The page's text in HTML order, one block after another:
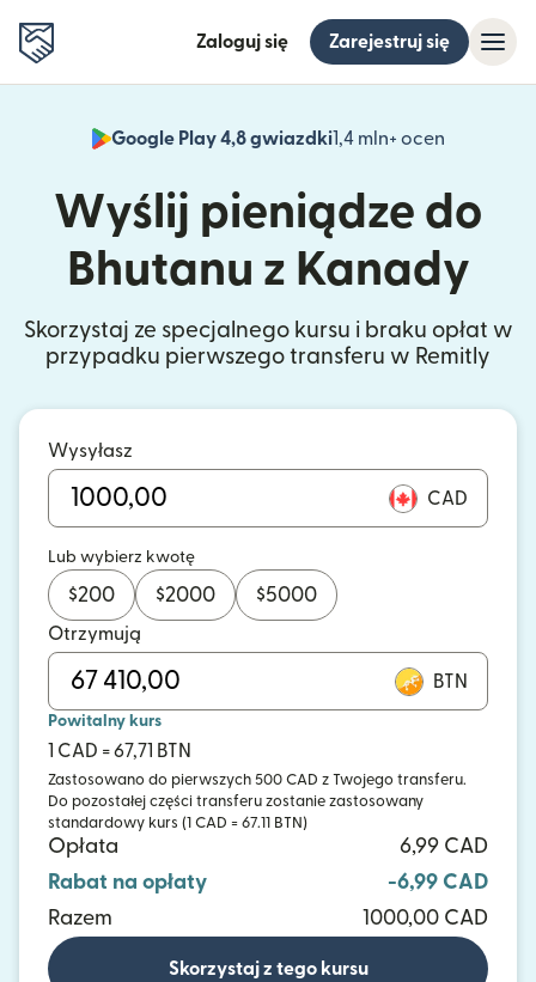
Zaloguj się Zarejestruj się
Google Play 4,8 gwiazdki1,4 mln+ ocen
(otwiera
Wyślij pieniądze do
Bhutanu z Kanady
Skorzystaj ze specjalnego kursu i braku opłat w
przypadku pierwszego transferu w Remitly
Wysyłasz
CAD
Lub wybierz kwotę
$200 $2000 $5000
Otrzymują
BTN
Powitalny kurs
1 CAD = 67,71 BTN
Zastosowano do pierwszych 500 CAD z Twojego transferu.
Do pozostałej części transferu zostanie zastosowany
standardowy kurs (1 CAD = 67.11 BTN)
Opłata
6,99 CAD
Rabat na opłaty
-6,99 CAD
Razem
1000,00 CAD
Skorzystaj z tego kursu